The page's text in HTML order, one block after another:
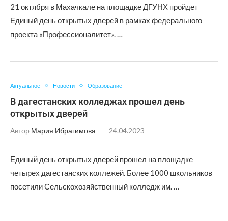
21 октября в Махачкале на площадке ДГУНХ пройдет
Единый день открытых дверей в рамках федерального
проекта «Профессионалитет». …
Актуальное Новости Образование
В дагестанских колледжах прошел день
открытых дверей
Автор Мария Ибрагимова 24.04.2023
Единый день открытых дверей прошел на площадке
четырех дагестанских коллежей. Более 1000 школьников
посетили Сельскохозяйственный колледж им. …